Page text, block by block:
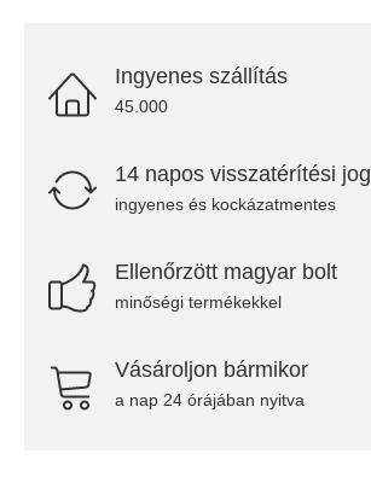
Ingyenes szállítás
45.000
14 napos visszatérítési jog
ingyenes és kockázatmentes
Ellenőrzött magyar bolt
minőségi termékekkel
Vásároljon bármikor
a nap 24 órájában nyitva